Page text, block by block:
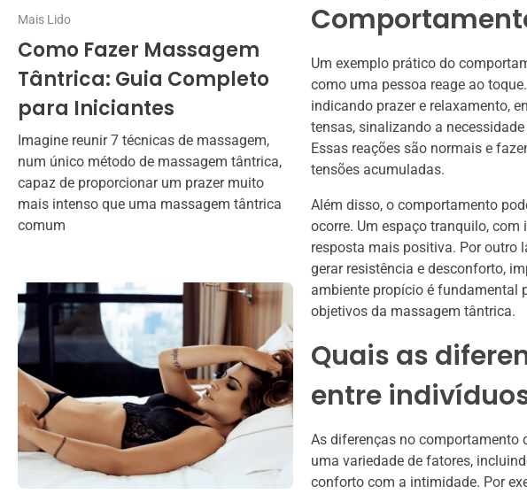
Mais Lido
Como Fazer Massagem
Tântrica: Guia Completo
para Iniciantes
Imagine reunir 7 técnicas de massagem,
num único método de massagem tântrica,
capaz de proporcionar um prazer muito
mais intenso que uma massagem tântrica
comum
Um exemplo prático do
como uma pessoa reage ao
indicando prazer e relaxamento,
tensas, sinalizando a
Essas reações são normais e
tensões acumuladas.
Além disso, o comportamento
ocorre. Um espaço tranquilo,
resposta mais positiva. Por outro
gerar resistência e desconforto,
ambiente propício é fundamental
objetivos da massagem tântrica.
Quais as
entre
As diferenças no comportamento
uma variedade de fatores,
conforto com a intimidade. Por